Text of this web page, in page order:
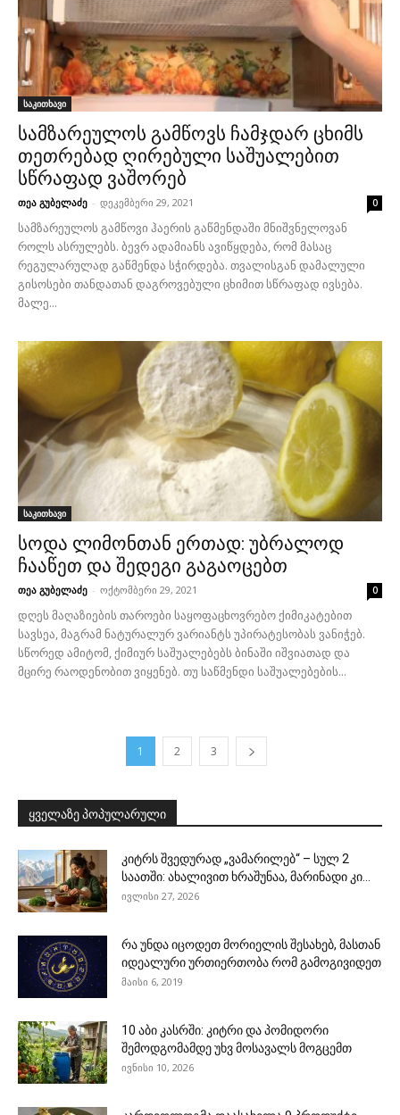
საკითხავი
სამზარეულოს გამწოვს ჩამჯდარ ცხიმს
თეთრებად ღირებული საშუალებით
სწრაფად ვაშორებ
თეა გუბელაძე - დეკემბერი 29, 2021 0
სამზარეულოს გამწოვი ჰაერის გაწმენდაში მნიშვნელოვან
როლს ასრულებს. ბევრ ადამიანს ავიწყდება, რომ მასაც
რეგულარულად გაწმენდა სჭირდება. თვალისგან დამალული
გისოსები თანდათან დაგროვებული ცხიმით სწრაფად ივსება.
მალე...
საკითხავი
სოდა ლიმონთან ერთად: უბრალოდ
ჩააწეთ და შედეგი გაგაოცებთ
თეა გუბელაძე - ოქტომბერი 29, 2021 0
დღეს მაღაზიების თაროები საყოფაცხოვრებო ქიმიკატებით
სავსეა, მაგრამ ნატურალურ ვარიანტს უპირატესობას ვანიჭებ.
სწორედ ამიტომ, ქიმიურ საშუალებებს ბინაში იშვიათად და
მცირე რაოდენობით ვიყენებ. თუ საწმენდი საშუალებების...
1 2 3
ყველაზე პოპულარული
კიტრს შვედურად „ვამარილებ“ – სულ 2
საათში: ახალივით ხრაშუნაა, მარინადი კი...
ივლისი 27, 2026
რა უნდა იცოდეთ მორიელის შესახებ, მასთან
იდეალური ურთიერთობა რომ გამოგივიდეთ
მაისი 6, 2019
10 აბი კასრში: კიტრი და პომიდორი
შემოდგომამდე უხვ მოსავალს მოგცემთ
ივნისი 10, 2026